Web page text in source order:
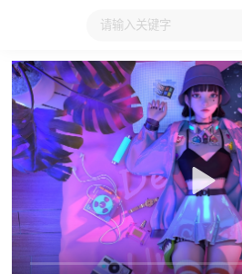
大家在看 日本动漫 国产动漫